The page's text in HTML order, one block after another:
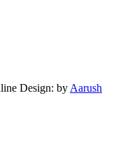
Design: byAarush